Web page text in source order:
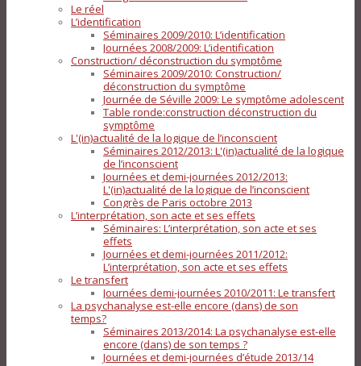
Le réel
L’identification
Séminaires 2009/2010: L’identification
Journées 2008/2009: L’identification
Construction/ déconstruction du symptôme
Séminaires 2009/2010: Construction/
déconstruction du symptôme
Journée de Séville 2009: Le symptôme adolescent
Table ronde:construction déconstruction du
symptôme
L'(in)actualité de la logique de l’inconscient
Séminaires 2012/2013: L'(in)actualité de la logique
de l’inconscient
Journées et demi-journées 2012/2013:
L'(in)actualité de la logique de l’inconscient
Congrès de Paris octobre 2013
L’interprétation, son acte et ses effets
Séminaires: L’interprétation, son acte et ses
effets
Journées et demi-journées 2011/2012:
L’interprétation, son acte et ses effets
Le transfert
Journées demi-journées 2010/2011: Le transfert
La psychanalyse est-elle encore (dans) de son
temps?
Séminaires 2013/2014: La psychanalyse est-elle
encore (dans) de son temps ?
Journées et demi-journées d’étude 2013/14